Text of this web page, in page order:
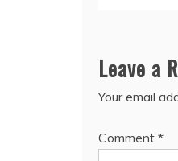
Leave a
Your email
Comment *